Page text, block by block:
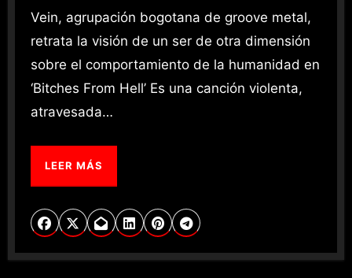
Vein, agrupación bogotana de groove metal,
retrata la visión de un ser de otra dimensión
sobre el comportamiento de la humanidad en
‘Bitches From Hell’ Es una canción violenta,
atravesada…
LEER MÁS